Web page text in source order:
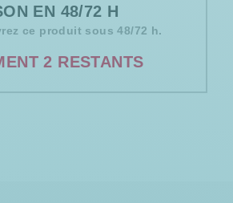
EN 48/72 H
ce produit sous 48/72 h.
2 RESTANTS